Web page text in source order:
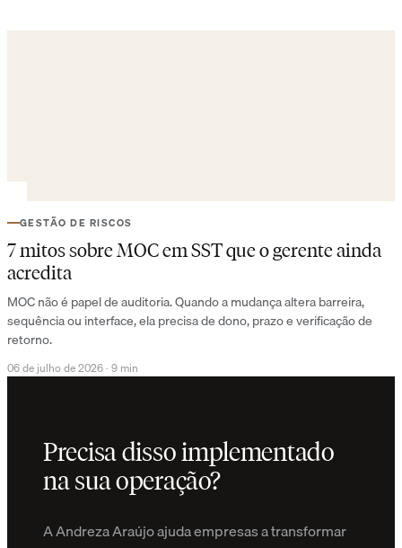
GESTÃO DE RISCOS
7 mitos sobre MOC em SST que o gerente ainda
acredita
MOC não é papel de auditoria. Quando a mudança altera barreira,
sequência ou interface, ela precisa de dono, prazo e verificação de
retorno.
06 de julho de 2026· 9 min
Precisa disso implementado
na sua operação?
A Andreza Araújo ajuda empresas a transformar